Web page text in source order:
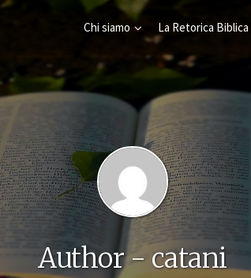
Chi siamo La Retorica Biblica
Author - catani